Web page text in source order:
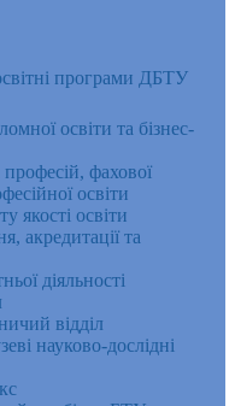
програми ДБТУ
освіти та бізнес-
фахової
освіти
якості освіти
акредитації та
діяльності
відділ
науково-дослідні